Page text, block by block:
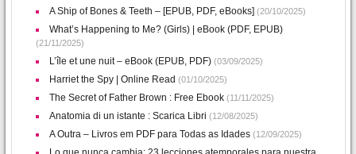
A Ship of Bones & Teeth – [EPUB, PDF, eBooks] (20/10/2025)
What’s Happening to Me? (Girls) | eBook (PDF, EPUB)
(21/11/2025)
L’île et une nuit – eBook (EPUB, PDF) (03/09/2025)
Harriet the Spy | Online Read (01/10/2025)
The Secret of Father Brown : Free Ebook (11/11/2025)
Anatomia di un istante : Scarica Libri (12/08/2025)
A Outra – Livros em PDF para Todas as Idades (12/09/2025)